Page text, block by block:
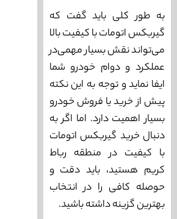
به طور کلی باید گفت که
گیربکس اتومات با کیفیت بالا
می‌‌تواند نقش بسیار مهمی‌در
عملکرد و دوام خودرو شما
ایفا نماید و توجه به این نکته
پیش از خرید یا فروش خودرو
بسیار اهمیت دارد. اما اگر به
دنبال خرید گیربکس اتومات
با کیفیت در منطقه رباط
کریم هستید، باید دقت و
حوصله کافی را در انتخاب
بهترین گزینه داشته باشید.